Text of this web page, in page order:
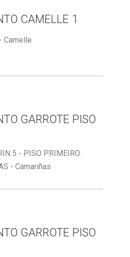
CAMELLE 1
Camelle
GARROTE PISO
5 - PISO PRIMEIRO.
- Camariñas
GARROTE PISO